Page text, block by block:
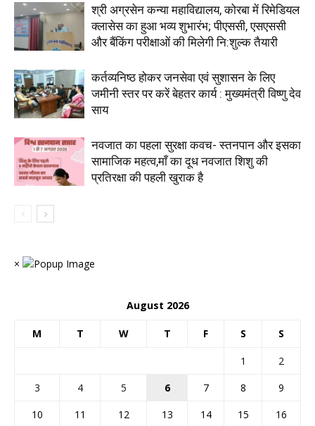
श्री अग्रसेन कन्या महाविद्यालय, कोरबा में रिमेडियल
क्लासेस का हुआ भव्य शुभारंभ; पीएससी, एसएससी
और बैंकिंग परीक्षाओं की मिलेगी नि:शुल्क तैयारी
कर्तव्यनिष्ठ होकर जनसेवा एवं सुशासन के लिए
जमीनी स्तर पर करें बेहतर कार्य : मुख्यमंत्री विष्णु देव
साय
नवजात का पहला सुरक्षा कवच- स्तनपान और इसका
सामाजिक महत्व,माँ का दूध नवजात शिशु की
प्रतिरक्षा की पहली खुराक है
×
August 2026
M T W T F S S
1
2
3
4 5 6 7 8
9
10
11 12 13 14 15
16